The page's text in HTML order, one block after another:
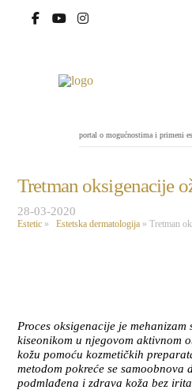
portal o mogućnostima i primeni
Tretman oksigenacije
28-03-2020
Estetic » Estetska dermatologija » Tretman
Proces oksigenacije je mehanizam
kiseonikom u njegovom aktivnom
kožu pomoću kozmetičkih
metodom pokreće se samoobnova
podmlađena i zdrava koža bez